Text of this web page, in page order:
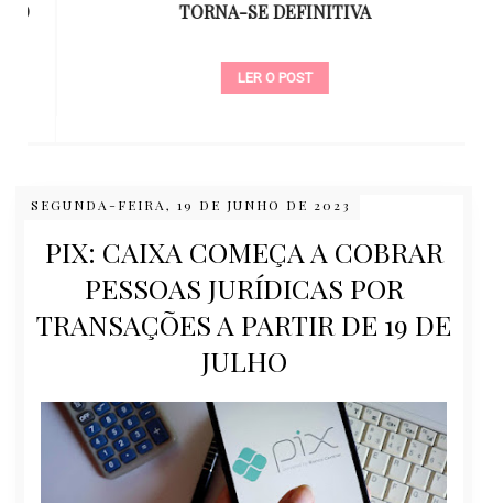
TORNA-SE DEFINITIVA
LER O POST
SEGUNDA-FEIRA, 19 DE JUNHO DE 2023
PIX: CAIXA COMEÇA A COBRAR
PESSOAS JURÍDICAS POR
TRANSAÇÕES A PARTIR DE 19 DE
JULHO